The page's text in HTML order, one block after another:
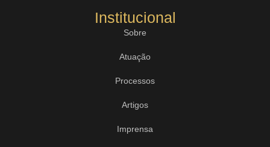
Institucional
Sobre
Atuação
Processos
Artigos
Imprensa